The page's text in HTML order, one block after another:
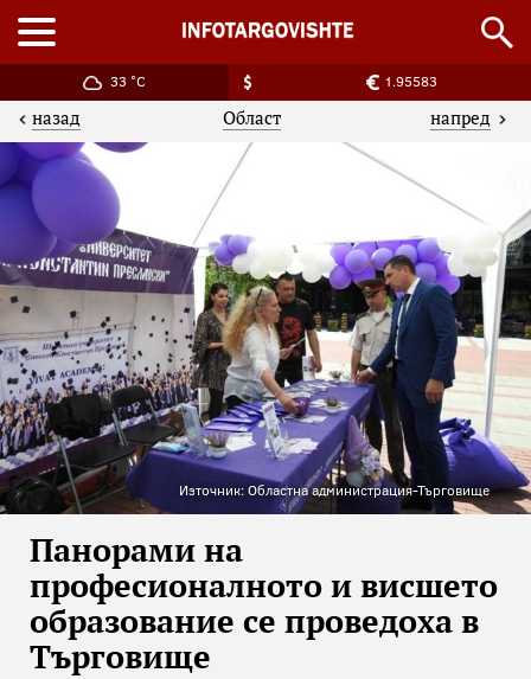
33 °C 1.95583
назад Област напред
Източник: Областна администрация-Търговище
Панорами на
професионалното и висшето
образование се проведоха в
Търговище